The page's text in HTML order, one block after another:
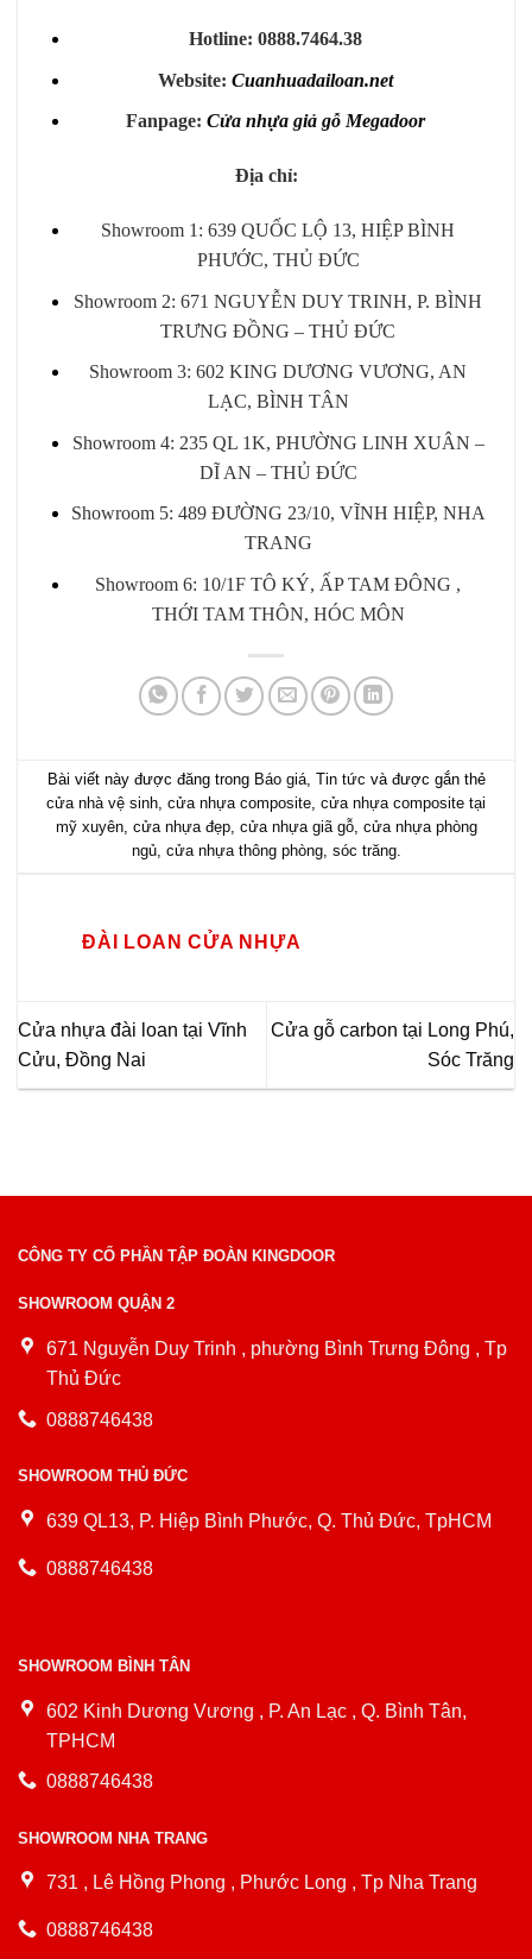
Hotline: 0888.7464.38
Website:Cuanhuadailoan.net
Fanpage: Cửa nhựa giả gỗ Megadoor
Địa chỉ:
Showroom 1: 639 QUỐC LỘ 13, HIỆP BÌNH
PHƯỚC, THỦ ĐỨC
Showroom 2: 671 NGUYỄN DUY TRINH, P. BÌNH
TRƯNG ĐỒNG – THỦ ĐỨC
Showroom 3: 602 KING DƯƠNG VƯƠNG, AN
LẠC, BÌNH TÂN
Showroom 4: 235 QL 1K, PHƯỜNG LINH XUÂN –
DĨ AN – THỦ ĐỨC
Showroom 5: 489 ĐƯỜNG 23/10, VĨNH HIỆP, NHA
TRANG
Showroom 6: 10/1F TÔ KÝ, ẤP TAM ĐÔNG ,
THỚI TAM THÔN, HÓC MÔN
Bài viết này được đăng trong Báo giá, Tin tức và được gắn thẻ
cửa nhà vệ sinh, cửa nhựa composite, cửa nhựa composite tại
mỹ xuyên, cửa nhựa đẹp, cửa nhựa giã gỗ, cửa nhựa phòng
ngủ, cửa nhựa thông phòng, sóc trăng.
ĐÀI LOAN CỬA NHỰA
Cửa nhựa đài loan tại Vĩnh
Cửu, Đồng Nai
Cửa gỗ carbon tại Long Phú,
Sóc Trăng
CÔNG TY CỔ PHẦN TẬP ĐOÀN KINGDOOR
SHOWROOM QUẬN 2
671 Nguyễn Duy Trinh , phường Bình Trưng Đông , Tp
Thủ Đức
0888746438
SHOWROOM THỦ ĐỨC
639 QL13, P. Hiệp Bình Phước, Q. Thủ Đức, TpHCM
0888746438
SHOWROOM BÌNH TÂN
602 Kinh Dương Vương , P. An Lạc , Q. Bình Tân,
TPHCM
0888746438
SHOWROOM NHA TRANG
731 , Lê Hồng Phong , Phước Long , Tp Nha Trang
0888746438